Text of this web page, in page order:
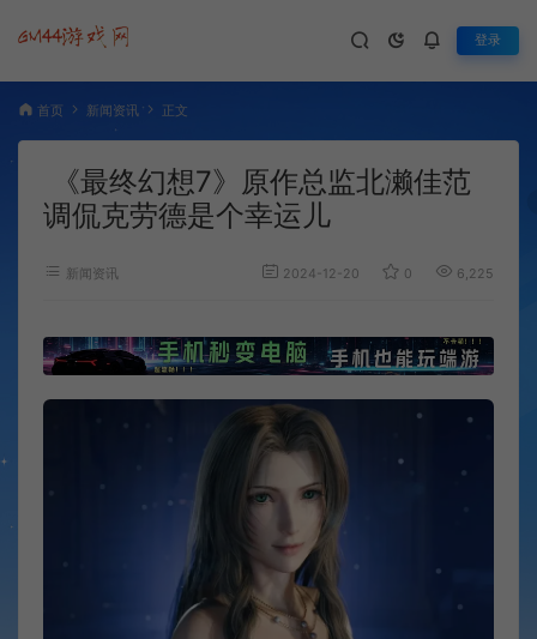
登录
首页 新闻资讯 正文
《最终幻想7》原作总监北濑佳范
调侃克劳德是个幸运儿
新闻资讯 2024-12-20 0 6,225